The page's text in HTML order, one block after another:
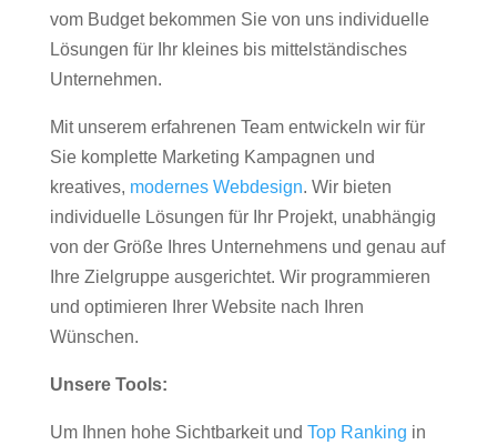
vom Budget bekommen Sie von uns individuelle
Lösungen für Ihr kleines bis mittelständisches
Unternehmen.
Mit unserem erfahrenen Team entwickeln wir für
Sie komplette Marketing Kampagnen und
kreatives, modernes Webdesign. Wir bieten
individuelle Lösungen für Ihr Projekt, unabhängig
von der Größe Ihres Unternehmens und genau auf
Ihre Zielgruppe ausgerichtet. Wir programmieren
und optimieren Ihrer Website nach Ihren
Wünschen.
Unsere Tools:
Um Ihnen hohe Sichtbarkeit und Top Ranking in